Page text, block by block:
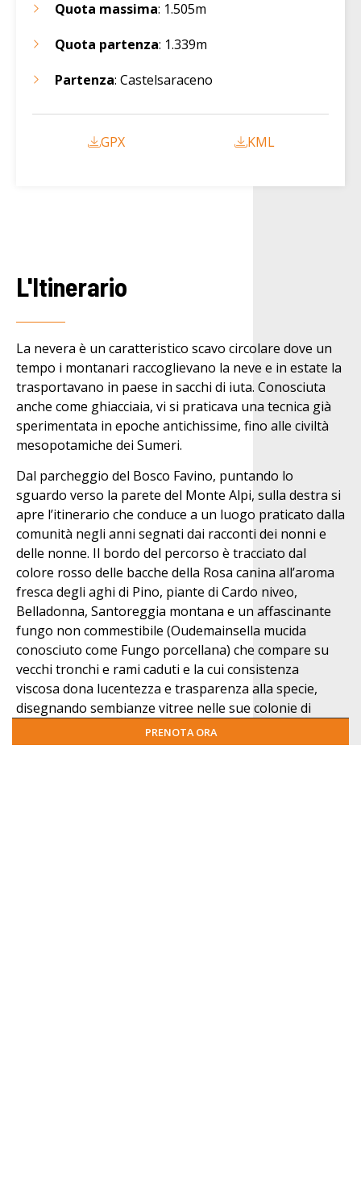
Quota massima: 1.505m
Quota partenza: 1.339m
Partenza: Castelsaraceno
GPX KML
L'Itinerario
La nevera è un caratteristico scavo circolare dove un
tempo i montanari raccoglievano la neve e in estate la
trasportavano in paese in sacchi di iuta. Conosciuta
anche come ghiacciaia, vi si praticava una tecnica già
sperimentata in epoche antichissime, fino alle civiltà
mesopotamiche dei Sumeri.
Dal parcheggio del Bosco Favino, puntando lo
sguardo verso la parete del Monte Alpi, sulla destra si
apre l’itinerario che conduce a un luogo praticato dalla
comunità negli anni segnati dai racconti dei nonni e
delle nonne. Il bordo del percorso è tracciato dal
colore rosso delle bacche della Rosa canina all’aroma
fresca degli aghi di Pino, piante di Cardo niveo,
Belladonna, Santoreggia montana e un affascinante
fungo non commestibile (Oudemainsella mucida
conosciuto come Fungo porcellana) che compare su
vecchi tronchi e rami caduti e la cui consistenza
viscosa dona lucentezza e trasparenza alla specie,
disegnando sembianze vitree nelle sue colonie di
PRENOTA ORA